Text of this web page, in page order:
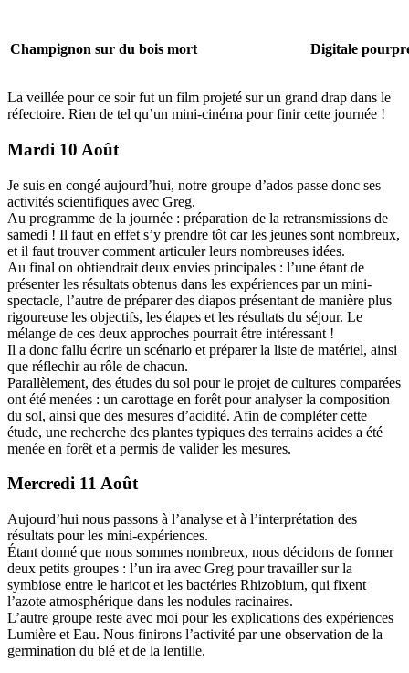
Champignon sur du bois mort Digitale
La veillée pour ce soir fut un film projeté sur un grand drap dans le
réfectoire. Rien de tel qu’un mini-cinéma pour finir cette journée !
Mardi 10 Août
Je suis en congé aujourd’hui, notre groupe d’ados passe donc ses
activités scientifiques avec Greg.
Au programme de la journée : préparation de la retransmissions de
samedi ! Il faut en effet s’y prendre tôt car les jeunes sont nombreux,
et il faut trouver comment articuler leurs nombreuses idées.
Au final on obtiendrait deux envies principales : l’une étant de
présenter les résultats obtenus dans les expériences par un mini-
spectacle, l’autre de préparer des diapos présentant de manière plus
rigoureuse les objectifs, les étapes et les résultats du séjour. Le
mélange de ces deux approches pourrait être intéressant !
Il a donc fallu écrire un scénario et préparer la liste de matériel, ainsi
que réflechir au rôle de chacun.
Parallèlement, des études du sol pour le projet de cultures comparées
ont été menées : un carottage en forêt pour analyser la composition
du sol, ainsi que des mesures d’acidité. Afin de compléter cette
étude, une recherche des plantes typiques des terrains acides a été
menée en forêt et a permis de valider les mesures.
Mercredi 11 Août
Aujourd’hui nous passons à l’analyse et à l’interprétation des
résultats pour les mini-expériences.
Étant donné que nous sommes nombreux, nous décidons de former
deux petits groupes : l’un ira avec Greg pour travailler sur la
symbiose entre le haricot et les bactéries Rhizobium, qui fixent
l’azote atmosphérique dans les nodules racinaires.
L’autre groupe reste avec moi pour les explications des expériences
Lumière et Eau. Nous finirons l’activité par une observation de la
germination du blé et de la lentille.